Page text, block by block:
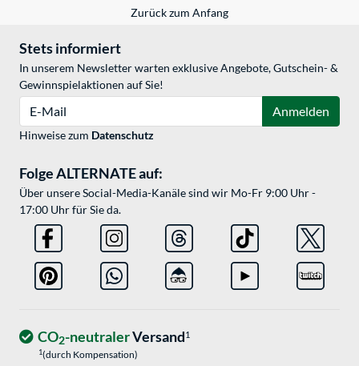
Zurück zum Anfang
Stets informiert
In unserem Newsletter warten exklusive Angebote, Gutschein- &
Gewinnspielaktionen auf Sie!
Anmelden
Hinweise zum Datenschutz
Folge ALTERNATE auf:
Über unsere Social-Media-Kanäle sind wir Mo-Fr 9:00 Uhr -
17:00 Uhr für Sie da.
CO2-neutralerVersand1
1(durch Kompensation)